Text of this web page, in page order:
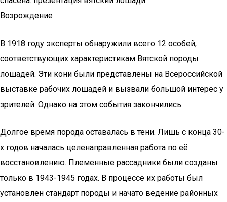
Возрождение
В 1918 году эксперты обнаружили всего 12 особей,
соответствующих характеристикам Вятской породы
лошадей. Эти кони были представлены на Всероссийской
выставке рабочих лошадей и вызвали большой интерес у
зрителей. Однако на этом события закончились.
Долгое время порода оставалась в тени. Лишь с конца 30-
х годов началась целенаправленная работа по её
восстановлению. Племенные рассадники были созданы
только в 1943-1945 годах. В процессе их работы был
установлен стандарт породы и начато ведение районных